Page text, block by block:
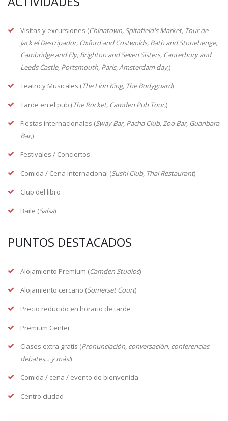
Visitas y excursiones (Chinatown, Spitafield's Market, Tour de
Jack el Destripador, Oxford and Costwolds, Bath and Stonehenge,
Cambridge and Ely, Brighton and Seven Sisters, Canterbury and
Leeds Castle, Portsmouth, Paris, Amsterdam day,)
Teatro y Musicales (The Lion King, The Bodyguard)
Tarde en el pub (The Rocket, Camden Pub Tour,)
Fiestas internacionales (Sway Bar, Pacha Club, Zoo Bar, Guanbara
Bar,)
Festivales / Conciertos
Comida / Cena Internacional (Sushi Club, Thai Restaurant)
Club del libro
Baile (Salsa)
PUNTOS DESTACADOS
Alojamiento Premium (Camden Studios)
Alojamiento cercano (Somerset Court)
Precio reducido en horario de tarde
Premium Center
Clases extra gratis (Pronunciación, conversación, conferencias-
debates... y más!)
Comida / cena / evento de bienvenida
Centro ciudad